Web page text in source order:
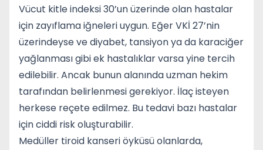
Vücut kitle indeksi 30’un üzerinde olan hastalar
için zayıflama iğneleri uygun. Eğer VKİ 27’nin
üzerindeyse ve diyabet, tansiyon ya da karaciğer
yağlanması gibi ek hastalıklar varsa yine tercih
edilebilir. Ancak bunun alanında uzman hekim
tarafından belirlenmesi gerekiyor. İlaç isteyen
herkese reçete edilmez. Bu tedavi bazı hastalar
için ciddi risk oluşturabilir.
Medüller tiroid kanseri öyküsü olanlarda,